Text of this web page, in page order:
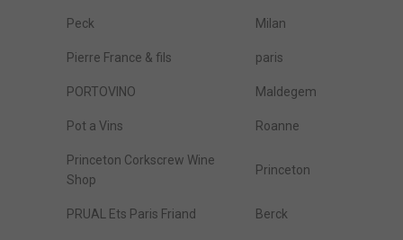
Peck Milan
Pierre France & fils paris
PORTOVINO Maldegem
Pot a Vins Roanne
Princeton Corkscrew Wine
Shop
Princeton
PRUAL Ets Paris Friand Berck